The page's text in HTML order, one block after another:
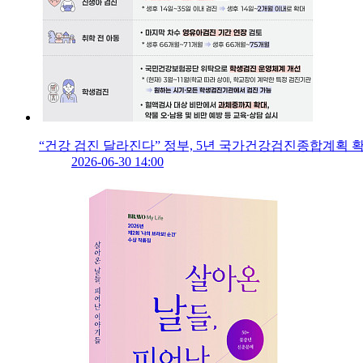
“건강 검진 달라진다” 정부, 5년 국가건강검진종합계획
2026-06-30 14:00